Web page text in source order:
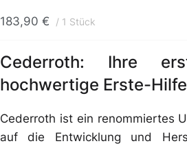
183,90 € 1 Stück
Cederroth: Ihre
hochwertige Erste-
Cederroth ist ein renommiertes
auf die Entwicklung und